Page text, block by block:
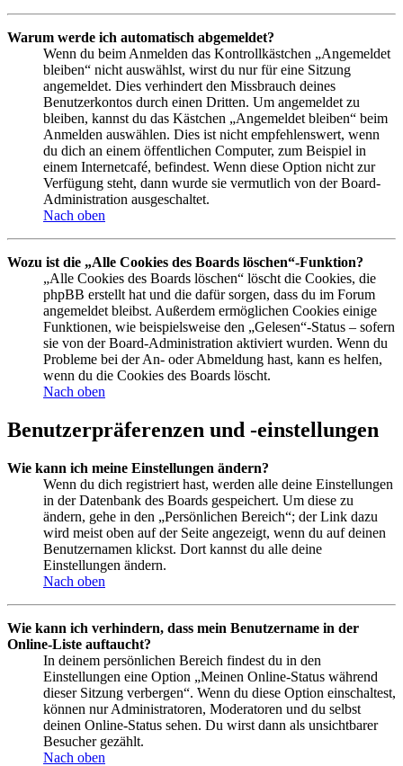
Warum werde ich automatisch abgemeldet?
Wenn du beim Anmelden das Kontrollkästchen „Angemeldet
bleiben“ nicht auswählst, wirst du nur für eine Sitzung
angemeldet. Dies verhindert den Missbrauch deines
Benutzerkontos durch einen Dritten. Um angemeldet zu
bleiben, kannst du das Kästchen „Angemeldet bleiben“ beim
Anmelden auswählen. Dies ist nicht empfehlenswert, wenn
du dich an einem öffentlichen Computer, zum Beispiel in
einem Internetcafé, befindest. Wenn diese Option nicht zur
Verfügung steht, dann wurde sie vermutlich von der Board-
Administration ausgeschaltet.
Nach oben
Wozu ist die „Alle Cookies des Boards löschen“-Funktion?
„Alle Cookies des Boards löschen“ löscht die Cookies, die
phpBB erstellt hat und die dafür sorgen, dass du im Forum
angemeldet bleibst. Außerdem ermöglichen Cookies einige
Funktionen, wie beispielsweise den „Gelesen“-Status – sofern
sie von der Board-Administration aktiviert wurden. Wenn du
Probleme bei der An- oder Abmeldung hast, kann es helfen,
wenn du die Cookies des Boards löscht.
Nach oben
Benutzerpräferenzen und -einstellungen
Wie kann ich meine Einstellungen ändern?
Wenn du dich registriert hast, werden alle deine Einstellungen
in der Datenbank des Boards gespeichert. Um diese zu
ändern, gehe in den „Persönlichen Bereich“; der Link dazu
wird meist oben auf der Seite angezeigt, wenn du auf deinen
Benutzernamen klickst. Dort kannst du alle deine
Einstellungen ändern.
Nach oben
Wie kann ich verhindern, dass mein Benutzername in der
Online-Liste auftaucht?
In deinem persönlichen Bereich findest du in den
Einstellungen eine Option „Meinen Online-Status während
dieser Sitzung verbergen“. Wenn du diese Option einschaltest,
können nur Administratoren, Moderatoren und du selbst
deinen Online-Status sehen. Du wirst dann als unsichtbarer
Besucher gezählt.
Nach oben